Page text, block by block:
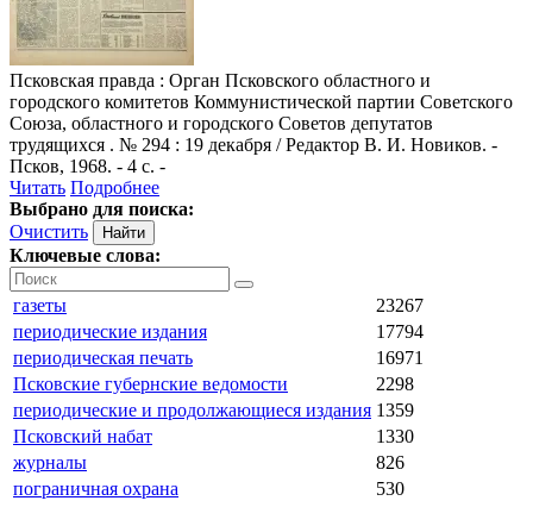
Псковская правда : Орган Псковского областного и
городского комитетов Коммунистической партии Советского
Союза, областного и городского Советов депутатов
трудящихся . № 294 : 19 декабря / Редактор В. И. Новиков. -
Псков, 1968. - 4 с. -
Читать Подробнее
Выбрано для поиска:
Очистить
Ключевые слова:
газеты
23267
периодические издания
17794
периодическая печать
16971
Псковские губернские ведомости
2298
периодические и продолжающиеся издания 1359
Псковский набат
1330
журналы
826
пограничная охрана
530